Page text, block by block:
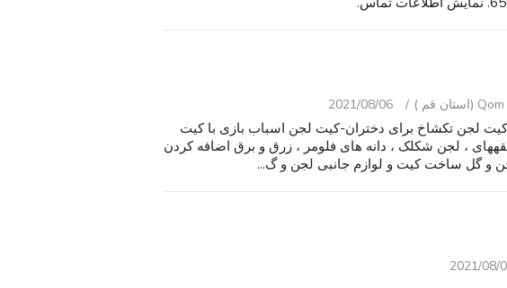
Qom (استان قم ) 2021/08/06
لجن تکشاخ برای دختران-کیت لجن اسباب بازی با کیت
، لجن شکلک ، دانه های فلومر ، زرق و برق اضافه کردن
2021/08/